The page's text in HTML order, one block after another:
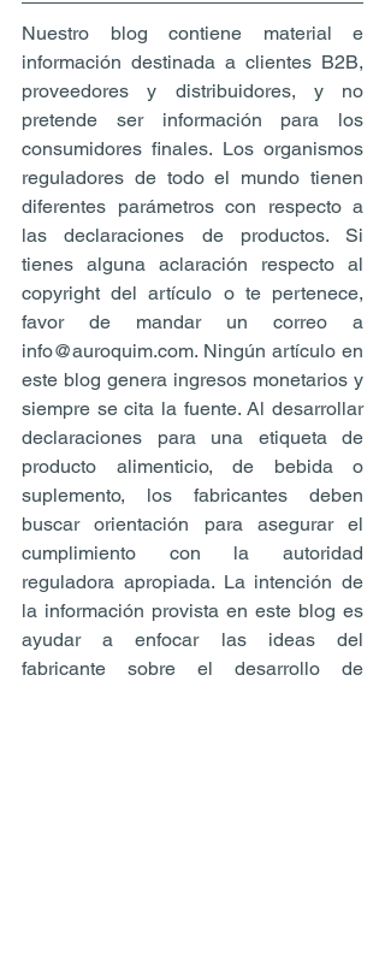
Nuestro blog contiene material e
información destinada a clientes B2B,
proveedores y distribuidores, y no
pretende ser información para los
consumidores finales. Los organismos
reguladores de todo el mundo tienen
diferentes parámetros con respecto a
las declaraciones de productos. Si
tienes alguna aclaración respecto al
copyright del artículo o te pertenece,
favor de mandar un correo a
info@auroquim.com. Ningún artículo en
este blog genera ingresos monetarios y
siempre se cita la fuente. Al desarrollar
declaraciones para una etiqueta de
producto alimenticio, de bebida o
suplemento, los fabricantes deben
buscar orientación para asegurar el
cumplimiento con la autoridad
reguladora apropiada. La intención de
la información provista en este blog es
ayudar a enfocar las ideas del
fabricante sobre el desarrollo de